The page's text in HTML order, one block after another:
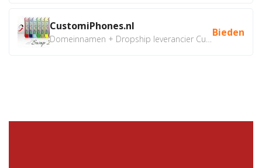
CustomiPhones.nl Bieden